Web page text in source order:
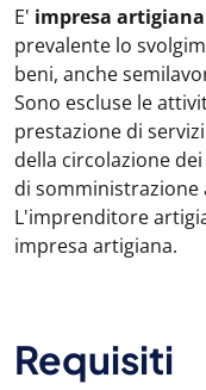
E' impresa artigiana
prevalente lo
beni, anche
Sono escluse le
prestazione di
della circolazione
di somministrazione
L'imprenditore
impresa artigiana.
Requisiti